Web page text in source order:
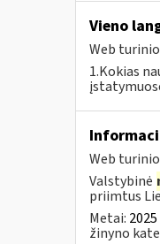
Vieno
Web
1.Kokias
Web
Valstybinė
priimtus
Metai: 2025
žinyno